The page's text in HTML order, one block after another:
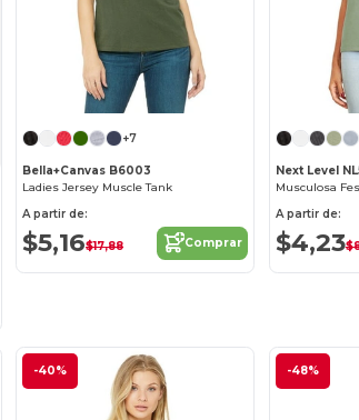
+7
Bella+Canvas B6003
Ladies Jersey Muscle Tank
A partir de:
$5,16$17,88 Comprar
Next Level
Musculosa
A partir de:
$4,23
-40% -48%